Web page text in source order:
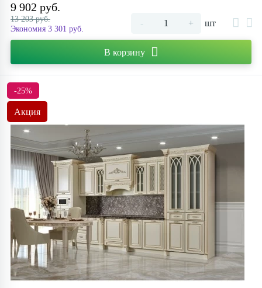
9 902 руб.
13 203 руб.
Экономия 3 301 руб.
- + шт
В корзину
-25%
Акция